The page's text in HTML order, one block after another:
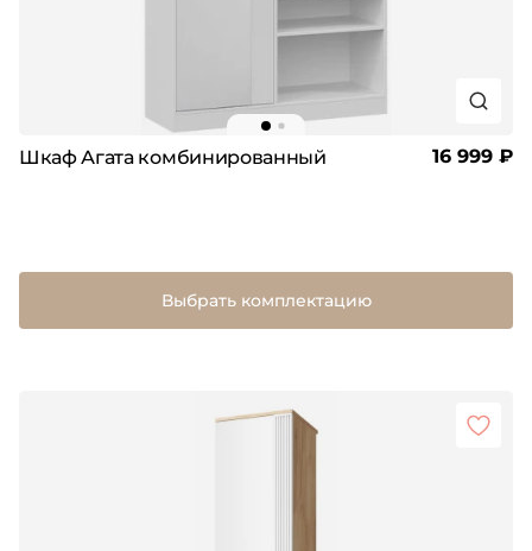
Шкаф Агата комбинированный 16 999 ₽
Выбрать комплектацию